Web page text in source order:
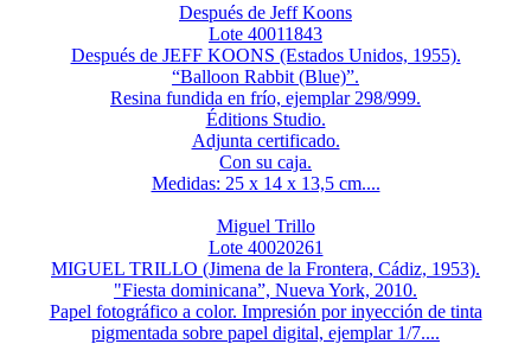
Después de Jeff Koons
Lote 40011843
Después de JEFF KOONS (Estados Unidos, 1955).
“Balloon Rabbit (Blue)”.
Resina fundida en frío, ejemplar 298/999.
Éditions Studio.
Adjunta certificado.
Con su caja.
Medidas: 25 x 14 x 13,5 cm....
Miguel Trillo
Lote 40020261
MIGUEL TRILLO (Jimena de la Frontera, Cádiz, 1953).
"Fiesta dominicana”, Nueva York, 2010.
Papel fotográfico a color. Impresión por inyección de tinta
pigmentada sobre papel digital, ejemplar 1/7....